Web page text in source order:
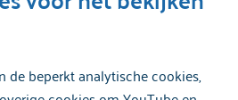
de beperkt analytische cookies,